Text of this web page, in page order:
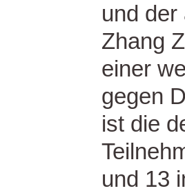
und
Zhang
einer
gegen
ist die
und 13